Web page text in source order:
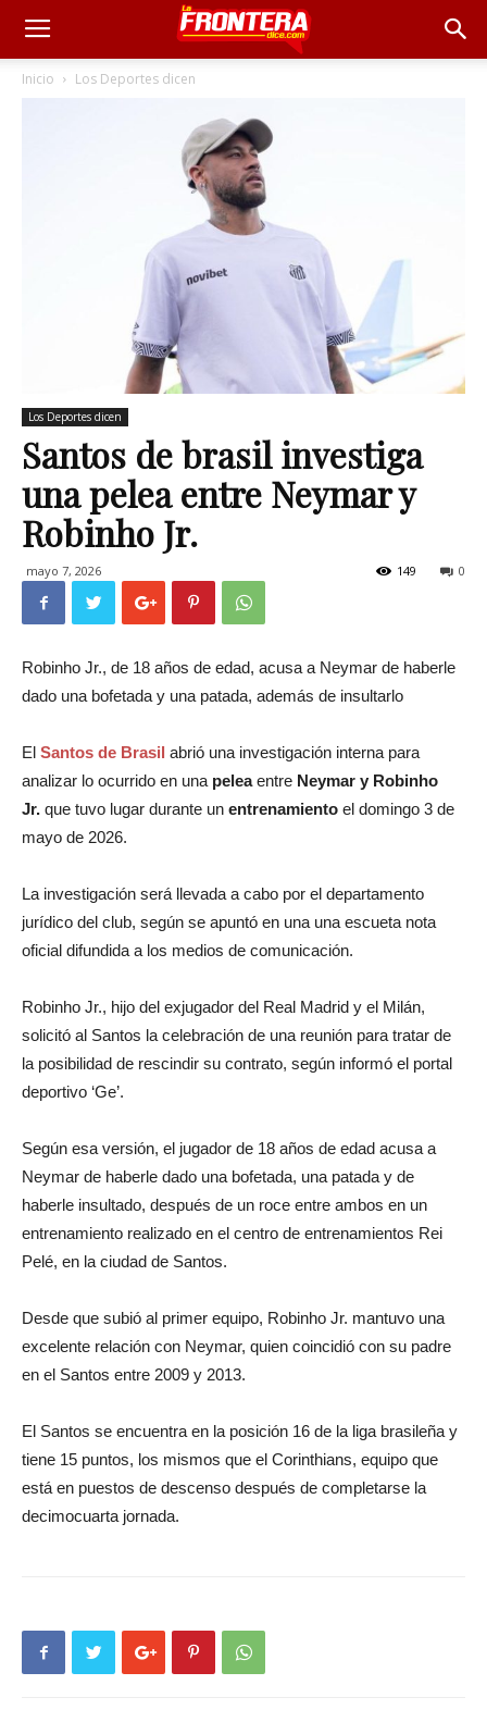
Inicio Los Deportes dicen
Los Deportes dicen
Santos de brasil investiga
una pelea entre Neymar y
Robinho Jr.
mayo 7, 2026 0
149
Robinho Jr., de 18 años de edad, acusa a Neymar de haberle
dado una bofetada y una patada, además de insultarlo
El Santos de Brasil abrió una investigación interna para
analizar lo ocurrido en una peleaentre Neymar y Robinho
Jr. que tuvo lugar durante un entrenamiento el domingo 3 de
mayo de 2026.
La investigación será llevada a cabo por el departamento
jurídico del club, según se apuntó en una una escueta nota
oficial difundida a los medios de comunicación.
Robinho Jr., hijo del exjugador del Real Madrid y el Milán,
solicitó al Santos la celebración de una reunión para tratar de
la posibilidad de rescindir su contrato, según informó el portal
deportivo ‘Ge’.
Según esa versión, el jugador de 18 años de edad acusa a
Neymar de haberle dado una bofetada, una patada y de
haberle insultado, después de un roce entre ambos en un
entrenamiento realizado en el centro de entrenamientos Rei
Pelé, en la ciudad de Santos.
Desde que subió al primer equipo, Robinho Jr. mantuvo una
excelente relación con Neymar, quien coincidió con su padre
en el Santos entre 2009 y 2013.
El Santos se encuentra en la posición 16 de la liga brasileña y
tiene 15 puntos, los mismos que el Corinthians, equipo que
está en puestos de descenso después de completarse la
decimocuarta jornada.